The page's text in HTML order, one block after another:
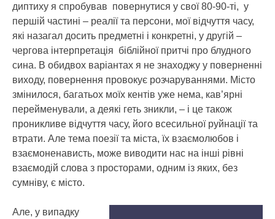
диптиху я спробував повернутися у свої 80-90-ті, у
першій частині – реалії та персони, мої відчуття часу,
які назагал досить предметні і конкретні, у другій –
чергова інтерпретація біблійної притчі про блудного
сина. В обидвох варіантах я не знаходжу у поверненні
виходу, повернення провокує розчаруваннями. Місто
змінилося, багатьох моїх кентів уже нема, кав’ярні
перейменували, а деякі геть зникли, – і це також
проникливе відчуття часу, його всесильної руйнації та
втрати. Але тема поезії та міста, їх взаємолюбов і
взаємоненависть, може виводити нас на інші рівні
взаємодій слова з просторами, одним із яких, без
сумніву, є місто.
Але, у випадку